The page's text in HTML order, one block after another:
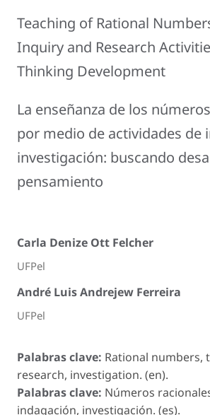
Teaching of Rational
Inquiry and Research
Thinking Development
La enseñanza de los
por medio de actividades de
investigación: buscando
pensamiento
Carla Denize Ott Felcher
UFPel
André Luis Andrejew Ferreira
UFPel
Palabras clave: Rational numbers,
research, investigation. (en).
Palabras clave: Números
indagación, investigación. (es).